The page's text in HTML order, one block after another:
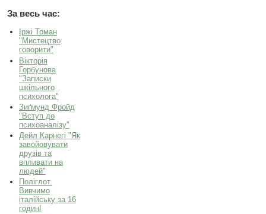
За весь час:
Іржі Томан
"Мистецтво
говорити"
Вікторія
Горбунова
"Записки
шкільного
психолога"
Зиґмунд Фройд
"Вступ до
психоаналізу"
Дейл Карнегі "Як
завойовувати
друзів та
впливати на
людей"
Поліглот.
Вивчимо
італійську за 16
годин!